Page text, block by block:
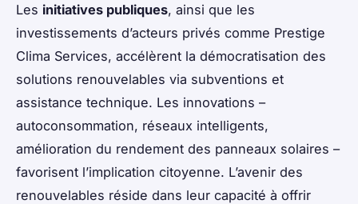
Les initiatives publiques, ainsi que les
investissements d’acteurs privés comme Prestige
Clima Services, accélèrent la démocratisation des
solutions renouvelables via subventions et
assistance technique. Les innovations –
autoconsommation, réseaux intelligents,
amélioration du rendement des panneaux solaires –
favorisent l’implication citoyenne. L’avenir des
renouvelables réside dans leur capacité à offrir